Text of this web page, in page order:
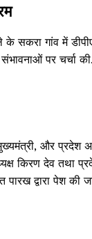
सकरा गांव में
संभावनाओं पर
और प्रदेश
किरण देव तथा
द्वारा पेश की